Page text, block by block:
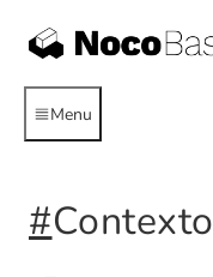
Menu
#Contexto